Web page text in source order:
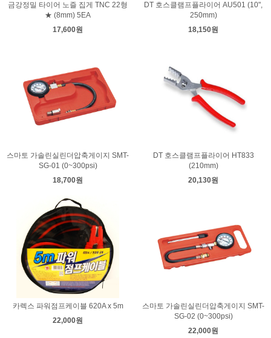
금강정밀 타이어 노즐 집게 TNC 22형
★ (8mm) 5EA
17,600원
DT 호스클램프플라이어 AU501 (10",
250mm)
18,150원
스마토 가솔린실린더압축게이지 SMT-
SG-01 (0~300psi)
18,700원
DT 호스클램프플라이어 HT833
(210mm)
20,130원
카렉스 파워점프케이블 620A x 5m
22,000원
스마토 가솔린실린더압축게이지 SMT-
SG-02 (0~300psi)
22,000원